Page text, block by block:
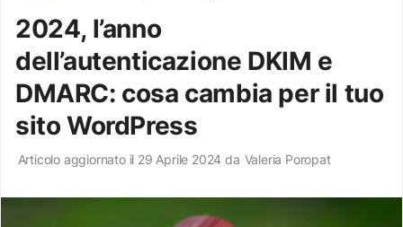
2024, l’anno
dell’autenticazione DKIM e
DMARC: cosa cambia per il tuo
sito WordPress
Articolo aggiornato il 29 Aprile 2024 da Valeria Poropat